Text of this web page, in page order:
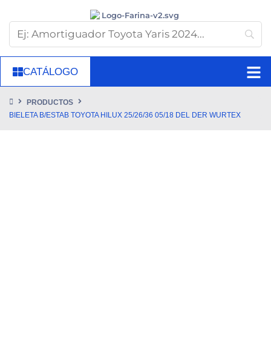
CATÁLOGO
PRODUCTOS
BIELETA B/ESTAB TOYOTA HILUX 25/26/36 05/18 DEL DER WURTEX